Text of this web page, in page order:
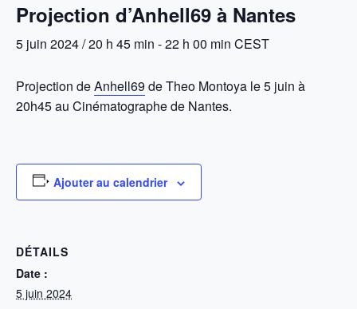
Projection d’Anhell69 à Nantes
5 juin 2024 / 20 h 45 min -22 h 00 min CEST
Projection deAnhell69 de Theo Montoya le 5 juin à
20h45 au Cinématographe de Nantes.
Ajouter au calendrier
DÉTAILS
Date :
5 juin 2024